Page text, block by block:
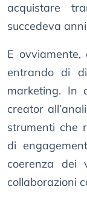
acquistare
succedeva
E ovviamente,
entrando di
marketing. In
creator
strumenti che
di
coerenza dei
collaborazioni